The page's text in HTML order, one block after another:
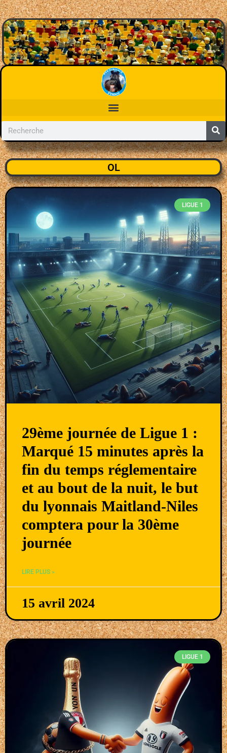
OL
LIGUE 1
29ème journée de Ligue 1 :
Marqué 15 minutes après la
fin du temps réglementaire
et au bout de la nuit, le but
du lyonnais Maitland-Niles
comptera pour la 30ème
journée
LIRE PLUS »
15 avril 2024
LIGUE 1